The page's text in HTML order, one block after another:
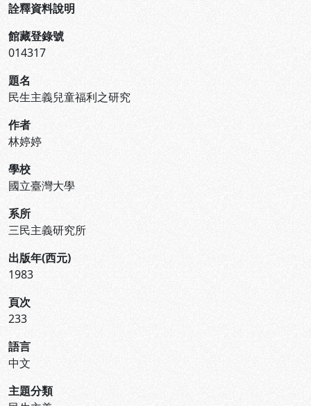
詮釋資料說明
館藏登錄號
014317
題名
民生主義兒童福利之研究
作者
林婷婷
學校
國立臺灣大學
系所
三民主義研究所
出版年(西元)
1983
頁次
233
語言
中文
主題分類